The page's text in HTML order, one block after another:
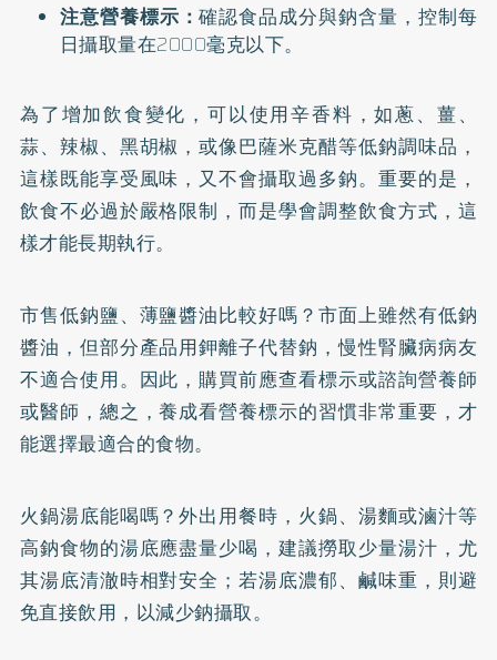
注意營養標示：確認食品成分與鈉含量，控制每
日攝取量在2000毫克以下。
為了增加飲食變化，可以使用辛香料，如蔥、薑、
蒜、辣椒、黑胡椒，或像巴薩米克醋等低鈉調味品，
這樣既能享受風味，又不會攝取過多鈉。重要的是，
飲食不必過於嚴格限制，而是學會調整飲食方式，這
樣才能長期執行。
市售低鈉鹽、薄鹽醬油比較好嗎？市面上雖然有低鈉
醬油，但部分產品用鉀離子代替鈉，慢性腎臟病病友
不適合使用。因此，購買前應查看標示或諮詢營養師
或醫師，總之，養成看營養標示的習慣非常重要，才
能選擇最適合的食物。
火鍋湯底能喝嗎？外出用餐時，火鍋、湯麵或滷汁等
高鈉食物的湯底應盡量少喝，建議撈取少量湯汁，尤
其湯底清澈時相對安全；若湯底濃郁、鹹味重，則避
免直接飲用，以減少鈉攝取。